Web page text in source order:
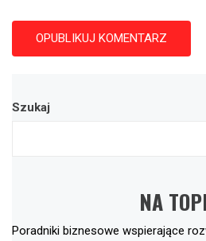
Szukaj
NA
Poradniki biznesowe wspierające